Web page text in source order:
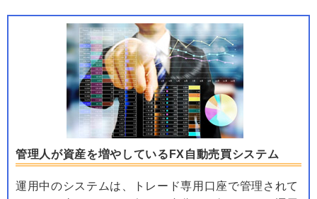
管理人が資産を増やしているFX自動売買システム
運用中のシステムは、トレード専用口座で管理されて